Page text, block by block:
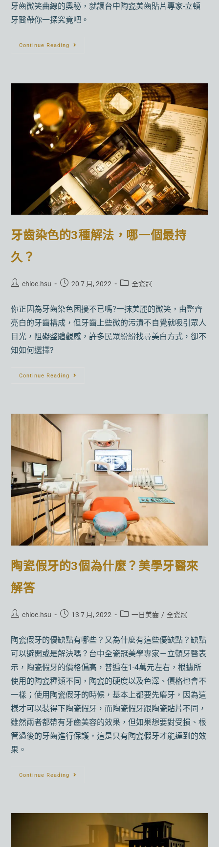
牙齒微笑曲線的奧秘，就讓台中陶瓷美齒貼片專家-立頓
牙醫帶你一探究竟吧。
Continue Reading
牙齒染色的3種解法，哪一個最持
久？
chloe.hsu 20 7 月, 2022 全瓷冠
你正因為牙齒染色困擾不已嗎?一抹美麗的微笑，由整齊
亮白的牙齒構成，但牙齒上些微的污漬不自覺就吸引眾人
目光，阻礙整體觀感，許多民眾紛紛找尋美白方式，卻不
知如何選擇?
Continue Reading
陶瓷假牙的3個為什麼？美學牙醫來
解答
chloe.hsu 13 7 月, 2022 一日美齒 / 全瓷冠
陶瓷假牙的優缺點有哪些？又為什麼有這些優缺點？缺點
可以避開或是解決嗎？台中全瓷冠美學專家－立頓牙醫表
示，陶瓷假牙的價格偏高，普遍在1-4萬元左右，根據所
使用的陶瓷種類不同，陶瓷的硬度以及色澤、價格也會不
一樣；使用陶瓷假牙的時候，基本上都要先磨牙，因為這
樣才可以裝得下陶瓷假牙，而陶瓷假牙跟陶瓷貼片不同，
雖然兩者都帶有牙齒美容的效果，但如果想要對受損、根
管過後的牙齒進行保護，這是只有陶瓷假牙才能達到的效
果。
Continue Reading